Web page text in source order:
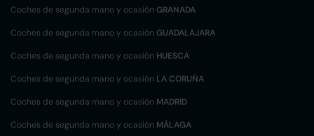
Coches de segunda mano y ocasión GRANADA
Coches de segunda mano y ocasión GUADALAJARA
Coches de segunda mano y ocasión HUESCA
Coches de segunda mano y ocasión LA CORUÑA
Coches de segunda mano y ocasión MADRID
Coches de segunda mano y ocasión MÁLAGA